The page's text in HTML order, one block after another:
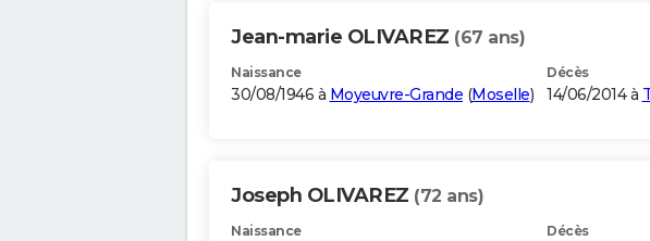
Jean-marie OLIVAREZ (67 ans)
Naissance
30/08/1946 à Moyeuvre-Grande (Moselle)
Décès
14/06/2014 à
Joseph OLIVAREZ (72 ans)
Naissance Décès